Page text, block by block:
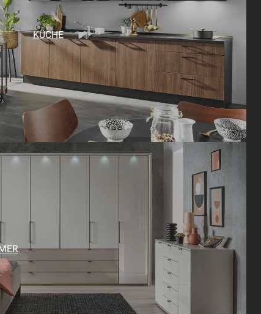
KÜCHE